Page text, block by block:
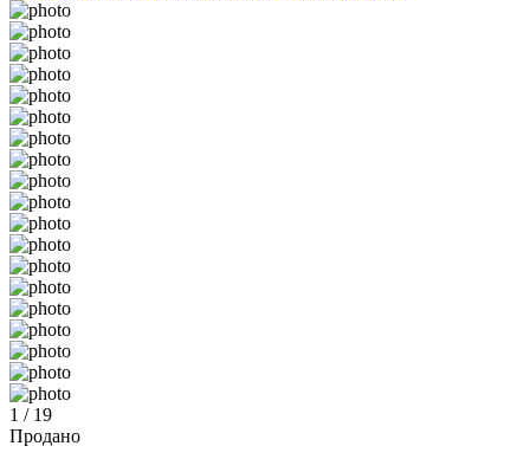
1 / 19
Продано